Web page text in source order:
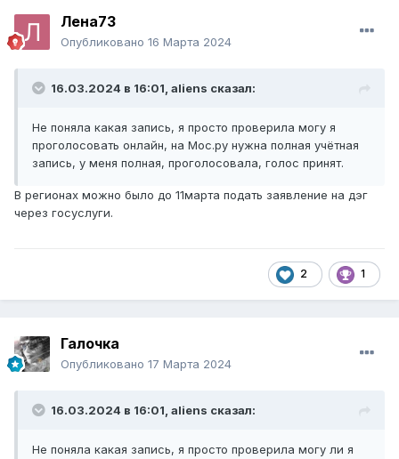
Лена73
Опубликовано 16 Марта 2024
16.03.2024 в 16:01, aliens сказал:
Не поняла какая запись, я просто проверила могу я
проголосовать онлайн, на Мос.ру нужна полная учётная
запись, у меня полная, проголосовала, голос принят.
В регионах можно было до 11марта подать заявление на дэг
через госуслуги.
2 1
Галочка
Опубликовано 17 Марта 2024
16.03.2024 в 16:01, aliens сказал:
Не поняла какая запись, я просто проверила могу ли я